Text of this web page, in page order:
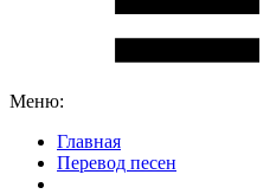
Меню:
Главная
Перевод песен